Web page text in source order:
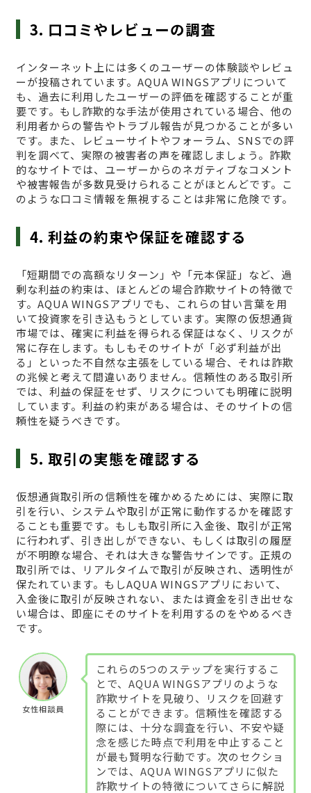
3. 口コミやレビューの調査
インターネット上には多くのユーザーの体験談やレビュ
ーが投稿されています。AQUA WINGSアプリについて
も、過去に利用したユーザーの評価を確認することが重
要です。もし詐欺的な手法が使用されている場合、他の
利用者からの警告やトラブル報告が見つかることが多い
です。また、レビューサイトやフォーラム、SNSでの評
判を調べて、実際の被害者の声を確認しましょう。詐欺
的なサイトでは、ユーザーからのネガティブなコメント
や被害報告が多数見受けられることがほとんどです。こ
のような口コミ情報を無視することは非常に危険です。
4. 利益の約束や保証を確認する
「短期間での高額なリターン」や「元本保証」など、過
剰な利益の約束は、ほとんどの場合詐欺サイトの特徴で
す。AQUA WINGSアプリでも、これらの甘い言葉を用
いて投資家を引き込もうとしています。実際の仮想通貨
市場では、確実に利益を得られる保証はなく、リスクが
常に存在します。もしもそのサイトが「必ず利益が出
る」といった不自然な主張をしている場合、それは詐欺
の兆候と考えて間違いありません。信頼性のある取引所
では、利益の保証をせず、リスクについても明確に説明
しています。利益の約束がある場合は、そのサイトの信
頼性を疑うべきです。
5. 取引の実態を確認する
仮想通貨取引所の信頼性を確かめるためには、実際に取
引を行い、システムや取引が正常に動作するかを確認す
ることも重要です。もしも取引所に入金後、取引が正常
に行われず、引き出しができない、もしくは取引の履歴
が不明瞭な場合、それは大きな警告サインです。正規の
取引所では、リアルタイムで取引が反映され、透明性が
保たれています。もしAQUA WINGSアプリにおいて、
入金後に取引が反映されない、または資金を引き出せな
い場合は、即座にそのサイトを利用するのをやめるべき
です。
女性相談員
これらの5つのステップを実行するこ
とで、AQUA WINGSアプリのような
詐欺サイトを見破り、リスクを回避す
ることができます。信頼性を確認する
際には、十分な調査を行い、不安や疑
念を感じた時点で利用を中止すること
が最も賢明な行動です。次のセクショ
ンでは、AQUA WINGSアプリに似た
詐欺サイトの特徴についてさらに解説